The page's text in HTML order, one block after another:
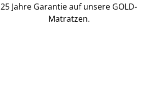
25 Jahre Garantie auf unsere GOLD-
Matratzen.